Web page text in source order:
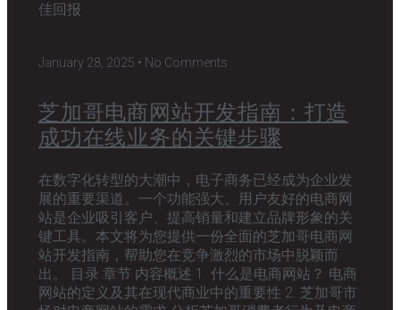
佳回报
January 28, 2025 No Comments
芝加哥电商网站开发指南：打造
成功在线业务的关键步骤
在数字化转型的大潮中，电子商务已经成为企业发
展的重要渠道。一个功能强大、用户友好的电商网
站是企业吸引客户、提高销量和建立品牌形象的关
键工具。本文将为您提供一份全面的芝加哥电商网
站开发指南，帮助您在竞争激烈的市场中脱颖而
出。 目录 章节 内容概述 1. 什么是电商网站？ 电商
网站的定义及其在现代商业中的重要性 2. 芝加哥市